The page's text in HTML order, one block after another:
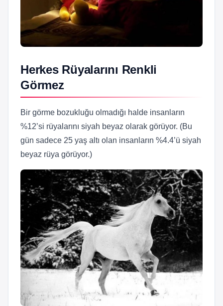
Herkes Rüyalarını Renkli
Görmez
Bir görme bozukluğu olmadığı halde insanların
%12’si rüyalarını siyah beyaz olarak görüyor. (Bu
gün sadece 25 yaş altı olan insanların %4.4’ü siyah
beyaz rüya görüyor.)